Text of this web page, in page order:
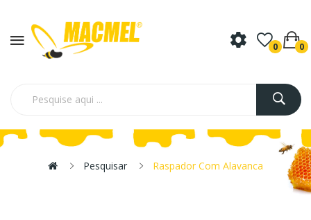
0 0
Pesquisar Raspador Com Alavanca